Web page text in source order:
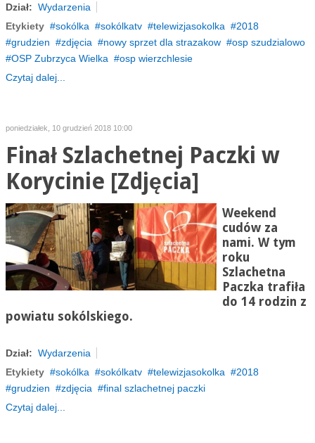
Dział: Wydarzenia
Etykiety
sokólka sokólkatv telewizjasokolka
2018
grudzien
zdjęcia nowy sprzet dla strazakow
osp szudzialowo
OSP Zubrzyca Wielka
osp wierzchlesie
Czytaj dalej...
poniedziałek, 10 grudzień 2018 10:00
Finał Szlachetnej Paczki w
Korycinie [Zdjęcia]
Weekend
cudów za
nami. W tym
roku
Szlachetna
Paczka trafiła
do 14 rodzin z
powiatu sokólskiego.
Dział: Wydarzenia
Etykiety
sokólka sokólkatv telewizjasokolka
2018
grudzien
zdjęcia
final szlachetnej paczki
Czytaj dalej...